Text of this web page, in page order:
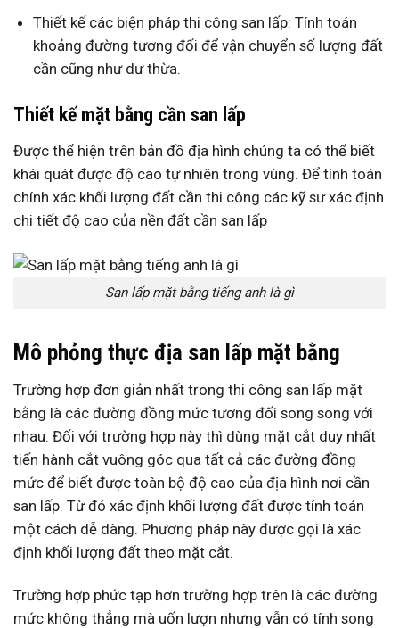
Thiết kế các biện pháp thi công san lấp: Tính toán
khoảng đường tương đối để vận chuyển số lượng đất
cần cũng như dư thừa.
Thiết kế mặt bằng cần san lấp
Được thể hiện trên bản đồ địa hình chúng ta có thể biết
khái quát được độ cao tự nhiên trong vùng. Để tính toán
chính xác khối lượng đất cần thi công các kỹ sư xác định
chi tiết độ cao của nền đất cần san lấp
San lấp mặt bằng tiếng anh là gì
Mô phỏng thực địa san lấp mặt bằng
Trường hợp đơn giản nhất trong thi công san lấp mặt
bằng là các đường đồng mức tương đối song song với
nhau. Đối với trường hợp này thì dùng mặt cắt duy nhất
tiến hành cắt vuông góc qua tất cả các đường đồng
mức để biết được toàn bộ độ cao của địa hình nơi cần
san lấp. Từ đó xác định khối lượng đất được tính toán
một cách dễ dàng. Phương pháp này được gọi là xác
định khối lượng đất theo mặt cắt.
Trường hợp phức tạp hơn trường hợp trên là các đường
mức không thẳng mà uốn lượn nhưng vẫn có tính song